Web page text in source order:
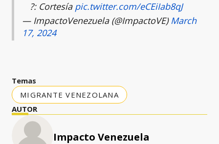
?: Cortesía pic.twitter.com/eCEiIab8qJ
— ImpactoVenezuela (@ImpactoVE) March
17, 2024
Temas
MIGRANTE VENEZOLANA
AUTOR
Impacto Venezuela